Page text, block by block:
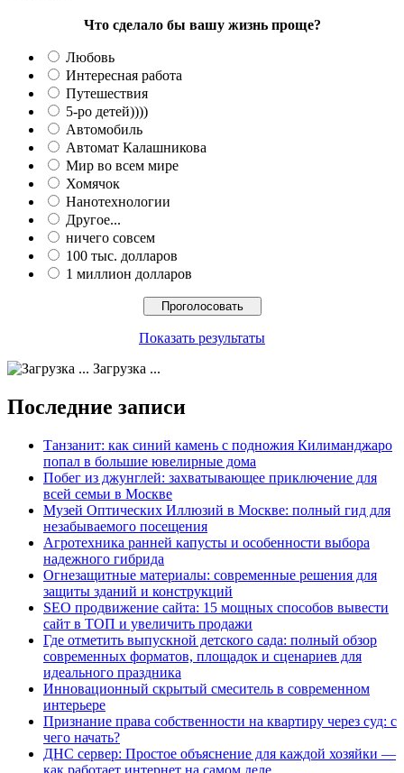
Что сделало бы вашу жизнь проще?
Любовь
Интересная работа
Путешествия
5-ро детей))))
Автомобиль
Автомат Калашникова
Мир во всем мире
Хомячок
Нанотехнологии
Другое...
ничего совсем
100 тыс. долларов
1 миллион долларов
Показать результаты
Загрузка ...
Последние записи
Танзанит: как синий камень с подножия Килиманджаро
попал в большие ювелирные дома
Побег из джунглей: захватывающее приключение для
всей семьи в Москве
Музей Оптических Иллюзий в Москве: полный гид для
незабываемого посещения
Агротехника ранней капусты и особенности выбора
надежного гибрида
Огнезащитные материалы: современные решения для
защиты зданий и конструкций
SEO продвижение сайта: 15 мощных способов вывести
сайт в ТОП и увеличить продажи
Где отметить выпускной детского сада: полный обзор
современных форматов, площадок и сценариев для
идеального праздника
Инновационный скрытый смеситель в современном
интерьере
Признание права собственности на квартиру через суд: с
чего начать?
ДНС сервер: Простое объяснение для каждой хозяйки —